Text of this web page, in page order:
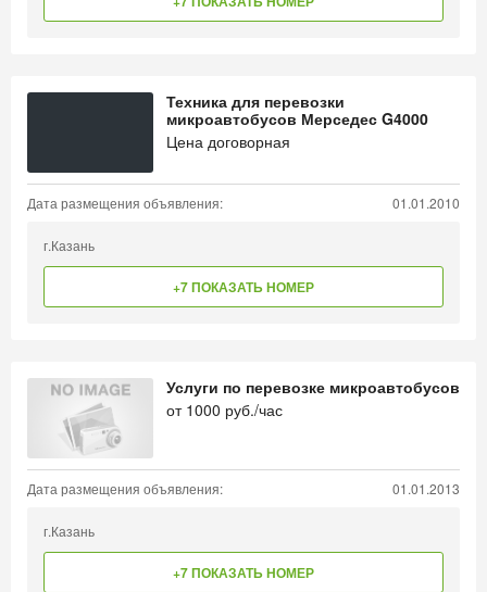
Техника для перевозки
микроавтобусов Мерседес G4000
Цена договорная
Дата размещения объявления: 01.01.2010
г.Казань
+7 ПОКАЗАТЬ НОМЕР
Услуги по перевозке микроавтобусов
от 1000 руб./час
Дата размещения объявления: 01.01.2013
г.Казань
+7 ПОКАЗАТЬ НОМЕР